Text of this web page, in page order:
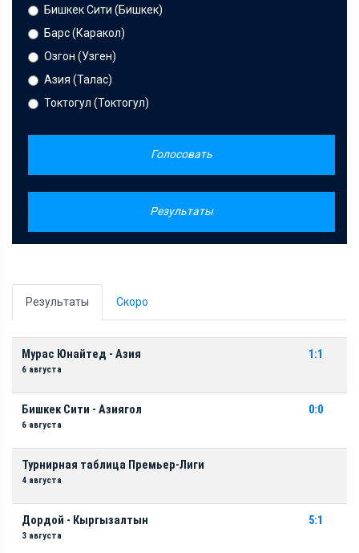
Бишкек Сити (Бишкек)
Барс (Каракол)
Озгон (Узген)
Азия (Талас)
Токтогул (Токтогул)
Голосовать
Результаты
Результаты Скоро
Мурас Юнайтед - Азия
6 августа
1:1
Бишкек Сити - Азиягол
6 августа
0:0
Турнирная таблица Премьер-Лиги
4 августа
Дордой - Кыргызалтын
3 августа
5:1